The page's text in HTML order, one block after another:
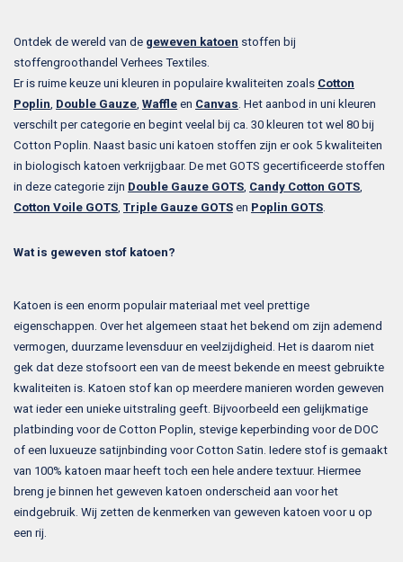
Ontdek de wereld van de geweven katoen stoffen bij
stoffengroothandel Verhees Textiles.
Er is ruime keuze uni kleuren in populaire kwaliteiten zoals Cotton
Poplin Double Gauze Waffle en Canvas . Het aanbod in uni kleuren
verschilt per categorie en begint veelal bij ca. 30 kleuren tot wel 80 bij
Cotton Poplin. Naast basic uni katoen stoffen zijn er ook 5 kwaliteiten
in biologisch katoen verkrijgbaar. De met GOTS gecertificeerde stoffen
in deze categorie zijn Double Gauze GOTS Candy Cotton GOTS
Cotton Voile GOTS Triple Gauze GOTS en Poplin GOTS
Wat is geweven stof katoen?
Katoen is een enorm populair materiaal met veel prettige
eigenschappen. Over het algemeen staat het bekend om zijn ademend
vermogen, duurzame levensduur en veelzijdigheid. Het is daarom niet
gek dat deze stofsoort een van de meest bekende en meest gebruikte
kwaliteiten is. Katoen stof kan op meerdere manieren worden geweven
wat ieder een unieke uitstraling geeft. Bijvoorbeeld een gelijkmatige
platbinding voor de Cotton Poplin, stevige keperbinding voor de DOC
of een luxueuze satijnbinding voor Cotton Satin. Iedere stof is gemaakt
van 100% katoen maar heeft toch een hele andere textuur. Hiermee
breng je binnen het geweven katoen onderscheid aan voor het
eindgebruik. Wij zetten de kenmerken van geweven katoen voor u op
een rij.